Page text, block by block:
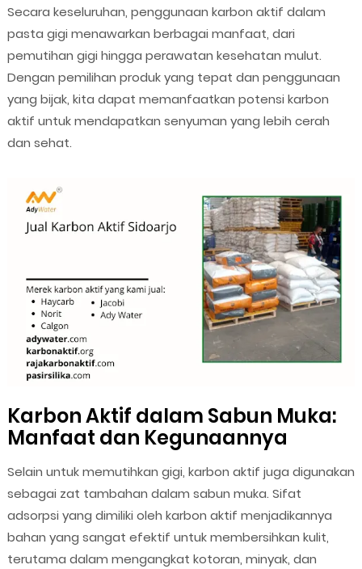
Secara keseluruhan, penggunaan karbon aktif dalam
pasta gigi menawarkan berbagai manfaat, dari
pemutihan gigi hingga perawatan kesehatan mulut.
Dengan pemilihan produk yang tepat dan penggunaan
yang bijak, kita dapat memanfaatkan potensi karbon
aktif untuk mendapatkan senyuman yang lebih cerah
dan sehat.
Karbon Aktif dalam Sabun Muka:
Manfaat dan Kegunaannya
Selain untuk memutihkan gigi, karbon aktif juga digunakan
sebagai zat tambahan dalam sabun muka. Sifat
adsorpsi yang dimiliki oleh karbon aktif menjadikannya
bahan yang sangat efektif untuk membersihkan kulit,
terutama dalam mengangkat kotoran, minyak, dan